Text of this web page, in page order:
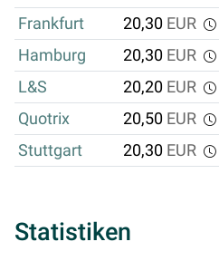
Frankfurt
20,30 EUR
Hamburg
20,30 EUR
L&S
20,20 EUR
Quotrix
20,50 EUR
Stuttgart
20,30 EUR
Statistiken